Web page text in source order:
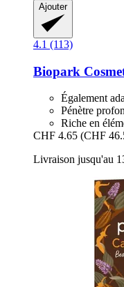
Ajouter
4.1 (113)
Biopark
Également
Pénètre
Riche en
CHF 4.65 (CHF
Livraison jusqu'au